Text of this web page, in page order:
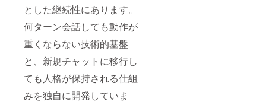
とした継続性にあります。
何ターン会話しても動作が
重くならない技術的基盤
と、新規チャットに移行し
ても人格が保持される仕組
みを独自に開発していま